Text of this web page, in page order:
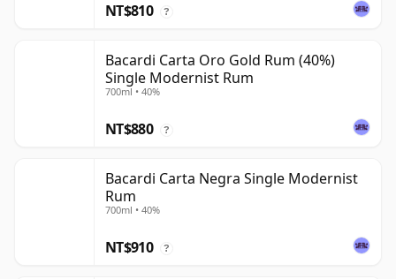
NT$810 ?
Bacardi Carta Oro Gold Rum (40%)
Single Modernist Rum
700ml • 40%
NT$880 ?
Bacardi Carta Negra Single Modernist
Rum
700ml • 40%
NT$910 ?